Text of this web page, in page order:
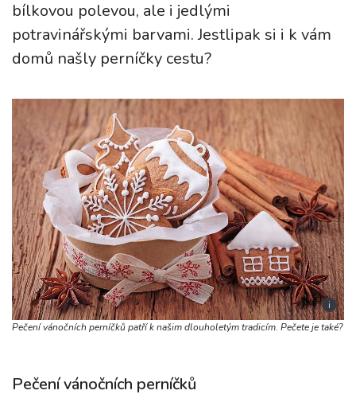
bílkovou polevou, ale i jedlými
potravinářskými barvami. Jestlipak si i k vám
domů našly perníčky cestu?
i
Pečení vánočních perníčků patří k našim dlouholetým tradicím. Pečete je také?
Pečení vánočních perníčků